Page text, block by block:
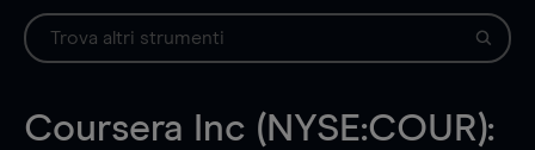
Coursera Inc (NYSE:COUR):